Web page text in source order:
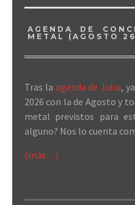
AGENDA DE
METAL (AGOSTO
Tras la agenda de Julio,
2026 con la de Agosto y
metal previstos para
alguno? Nos lo cuenta
(más…)